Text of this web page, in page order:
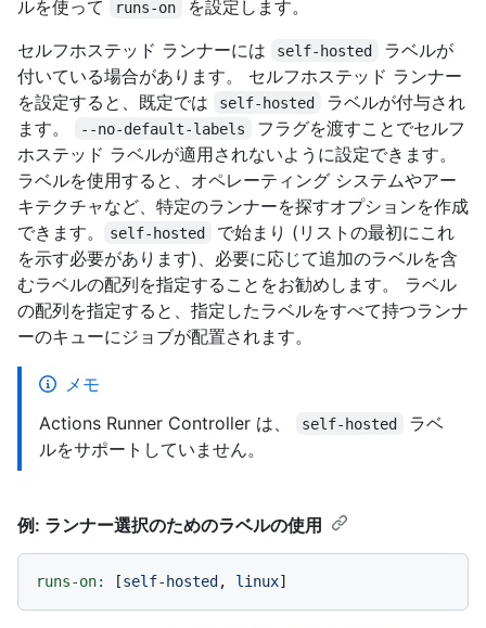
ルを使って runs-on
を設定します。
セルフホステッド ランナーには
self-hosted
ラベルが
付いている場合があります。 セルフホステッド ランナー
を設定すると、既定では
self-hosted
ラベルが付与され
ます。
--no-default-labels
フラグを渡すことでセルフ
ホステッド ラベルが適用されないように設定できます。
ラベルを使用すると、オペレーティング システムやアー
キテクチャなど、特定のランナーを探すオプションを作成
できます。
self-hosted
で始まり (リストの最初にこれ
を示す必要があります)、必要に応じて追加のラベルを含
むラベルの配列を指定することをお勧めします。 ラベル
の配列を指定すると、指定したラベルをすべて持つランナ
ーのキューにジョブが配置されます。
メモ
Actions Runner Controller は、
self-hosted
ラベ
ルをサポートしていません。
例: ランナー選択のためのラベルの使用
runs-on: [self-hosted, linux